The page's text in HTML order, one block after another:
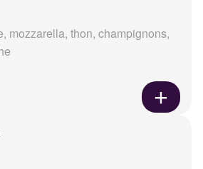
mozzarella, thon, champignons,